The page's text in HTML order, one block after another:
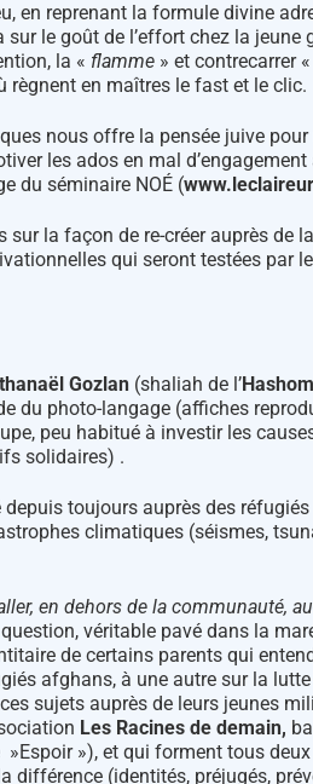
en reprenant la formule divine
le goût de l’effort chez la
la « flamme » et contrecarrer «
en maîtres le fast et le clic.
nous offre la pensée juive
les ados en mal
du séminaire NOÉ (
la façon de re-créer auprès de
qui seront testées par
Gozlan (shaliah de l’
du photo-langage (affiches
peu habitué à investir les
solidaires) .
depuis toujours auprès des
climatiques (séismes,
en dehors de la communauté,
question, véritable pavé dans la
de certains parents qui
afghans, à une autre sur la
sujets auprès de leurs jeunes
Les Racines de demain,
»Espoir »), et qui forment tous
différence (identités, préjugés,